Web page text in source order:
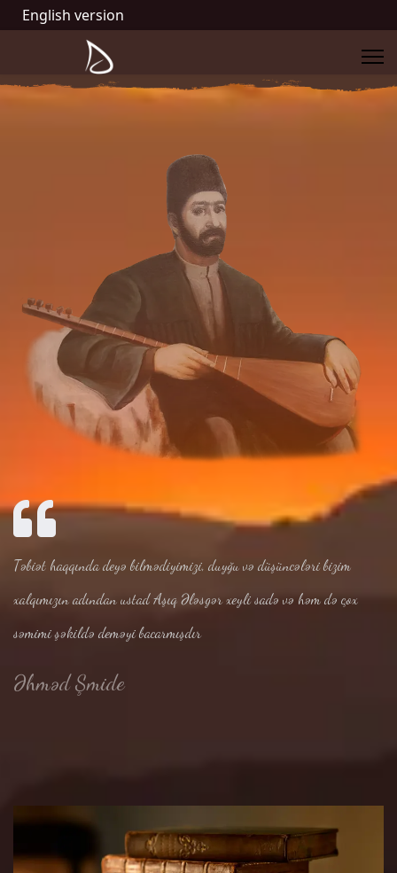
English version
Təbiət haqqında deyə bilmədiyimizi, duyğu və düşüncələri bizim
xalqımızın adından ustad Aşıq Ələsgər xeyli sadə və həm də çox
səmimi şəkildə deməyi bacarmışdır
Əhməd Şmide